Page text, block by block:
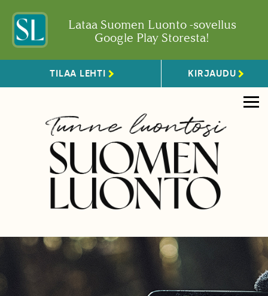
Lataa Suomen Luonto -sovellus
Google Play Storesta!
TILAA LEHTI KIRJAUDU